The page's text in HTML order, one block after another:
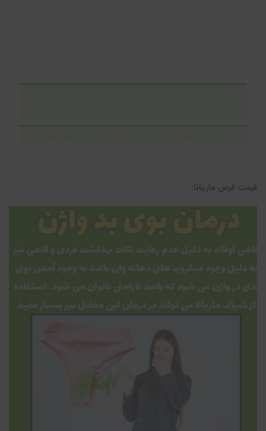
قیمت قرص ماریانا: